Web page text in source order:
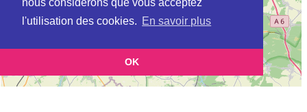
nous considérons que vous acceptez
l'utilisation des cookies. En savoir plus
OK